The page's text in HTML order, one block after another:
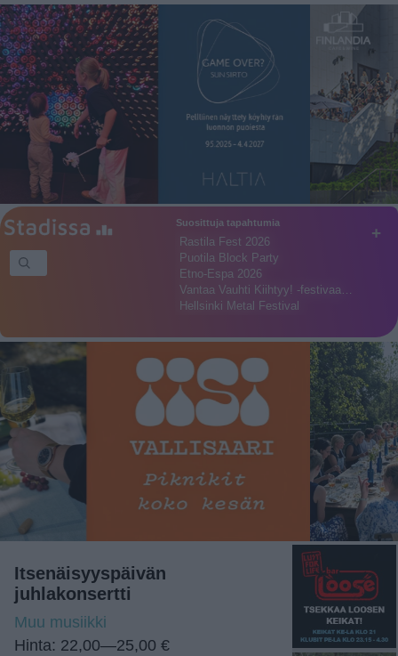
+
Suosittuja tapahtumia
Rastila Fest 2026
Puotila Block Party
Etno-Espa 2026
Vantaa Vauhti Kiihtyy! -festivaa…
Hellsinki Metal Festival
Itsenäisyyspäivän
juhlakonsertti
Muu musiikki
Hinta: 22,00—25,00 €